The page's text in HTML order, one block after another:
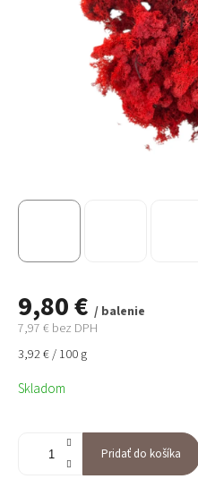
9,80 € / balenie
7,97 € bez DPH
Jednotková
3,92 € / 100 g
Skladom
Pridať do košíka